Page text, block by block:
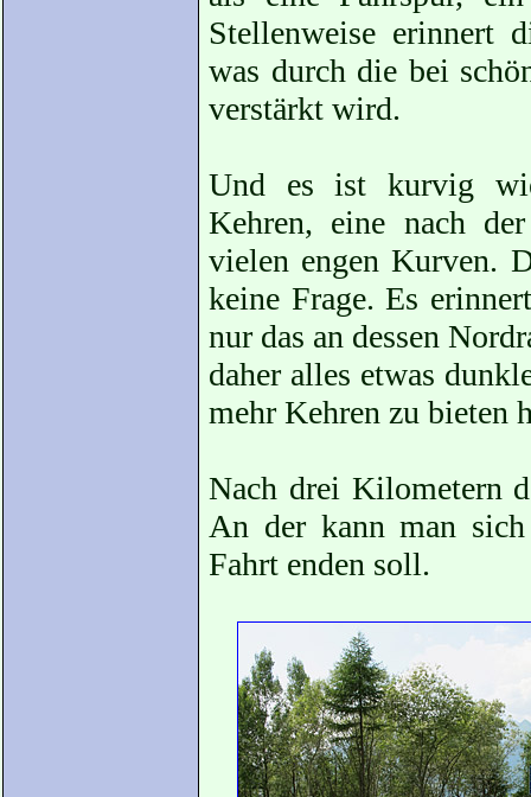
Stellenweise erinnert
was durch die bei
verstärkt wird.
Und es ist kurvig
Kehren, eine nach
vielen engen Kurven.
keine Frage. Es
nur das an dessen
daher alles etwas
mehr Kehren zu bieten
Nach drei Kilometern
An der kann man
Fahrt enden soll.